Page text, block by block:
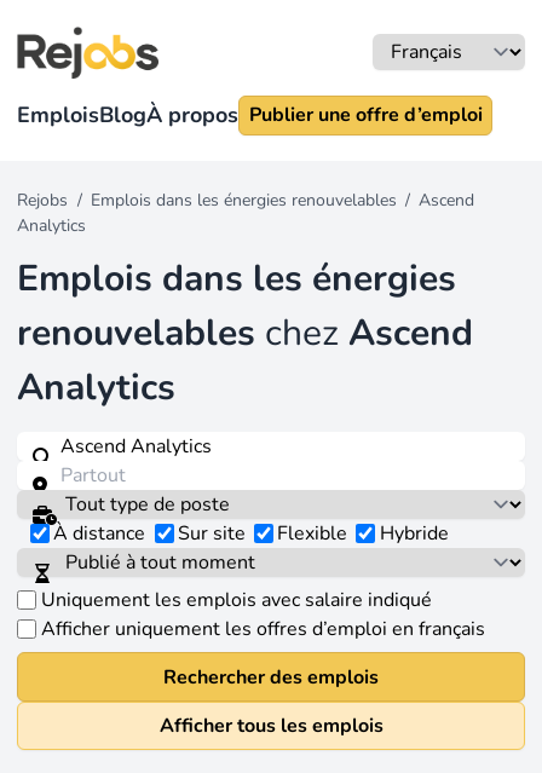
EmploisBlogÀ propos Publier une offre d’emploi
Rejobs / Emplois dans les énergies renouvelables / Ascend
Analytics
Emplois dans les énergies
renouvelables chezAscend
Analytics
À distance Sur site Flexible Hybride
Uniquement les emplois avec salaire indiqué
Afficher uniquement les offres d’emploi en français
Rechercher des emplois
Afficher tous les emplois